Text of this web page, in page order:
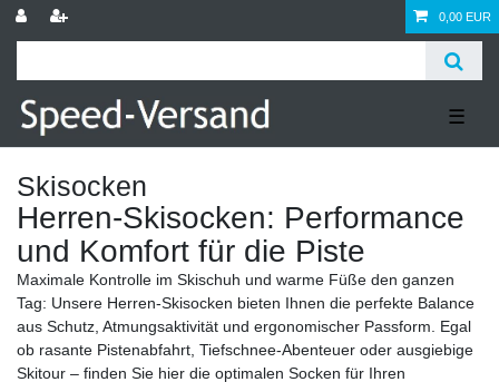
0,00 EUR
☰
Skisocken
Herren-Skisocken: Performance
und Komfort für die Piste
Maximale Kontrolle im Skischuh und warme Füße den ganzen
Tag: Unsere Herren-Skisocken bieten Ihnen die perfekte Balance
aus Schutz, Atmungsaktivität und ergonomischer Passform. Egal
ob rasante Pistenabfahrt, Tiefschnee-Abenteuer oder ausgiebige
Skitour – finden Sie hier die optimalen Socken für Ihren